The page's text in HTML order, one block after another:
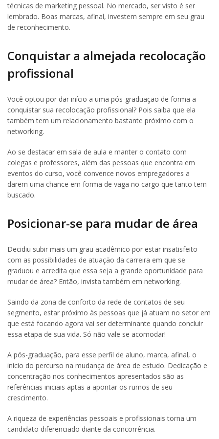
técnicas de marketing pessoal. No mercado, ser visto é ser
lembrado. Boas marcas, afinal, investem sempre em seu grau
de reconhecimento.
Conquistar a almejada recolocação
profissional
Você optou por dar início a uma pós-graduação de forma a
conquistar sua recolocação profissional? Pois saiba que ela
também tem um relacionamento bastante próximo com o
networking.
Ao se destacar em sala de aula e manter o contato com
colegas e professores, além das pessoas que encontra em
eventos do curso, você convence novos empregadores a
darem uma chance em forma de vaga no cargo que tanto tem
buscado.
Posicionar-se para mudar de área
Decidiu subir mais um grau acadêmico por estar insatisfeito
com as possibilidades de atuação da carreira em que se
graduou e acredita que essa seja a grande oportunidade para
mudar de área? Então, invista também em networking.
Saindo da zona de conforto da rede de contatos de seu
segmento, estar próximo às pessoas que já atuam no setor em
que está focando agora vai ser determinante quando concluir
essa etapa de sua vida. Só não vale se acomodar!
A pós-graduação, para esse perfil de aluno, marca, afinal, o
início do percurso na mudança de área de estudo. Dedicação e
concentração nos conhecimentos apresentados são as
referências iniciais aptas a apontar os rumos de seu
crescimento.
A riqueza de experiências pessoais e profissionais torna um
candidato diferenciado diante da concorrência.